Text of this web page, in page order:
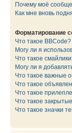
Почему моё
Как мне вновь
Форматирование
Что такое BBCode?
Могу ли я
Что такое
Могу ли я
Что такое важные
Что такое
Что такое
Что такое
Что такое значки